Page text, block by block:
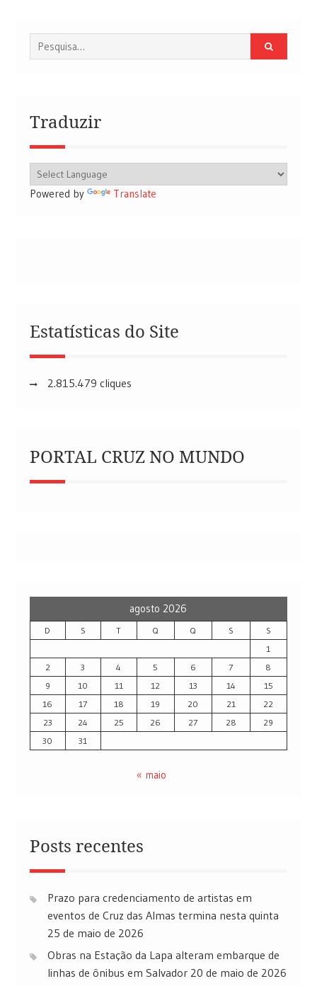
Procurar
por:
Traduzir
Powered by Translate
Estatísticas do Site
2.815.479 cliques
PORTAL CRUZ NO MUNDO
agosto 2026
D S T Q Q S
S
1
2
3 4 5 6 7
8
9
10 11 12 13 14
15
16
17 18 19 20 21
22
23
24 25 26 27 28
29
30
31
« maio
Posts recentes
Prazo para credenciamento de artistas em
eventos de Cruz das Almas termina nesta quinta
25 de maio de 2026
Obras na Estação da Lapa alteram embarque de
linhas de ônibus em Salvador 20 de maio de 2026